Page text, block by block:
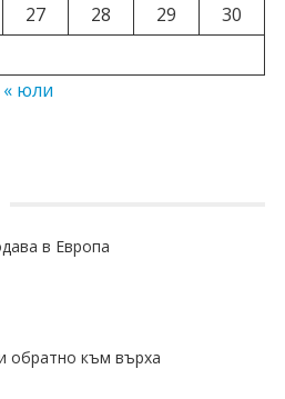
27 28 29
30
« юли
в Европа
обратно към върха